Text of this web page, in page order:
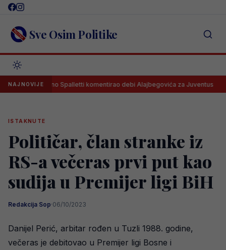
Skip
content Sve Osim Politike
NAJNOVIJE
Luciano Spalletti komentirao debi Alajbegovića za Juventus
ISTAKNUTE
Političar, član stranke iz
RS-a večeras prvi put kao
sudija u Premijer ligi BiH
Redakcija Sop·06/10/2023
Danijel Perić, arbitar rođen u Tuzli 1988. godine,
večeras je debitovao u Premijer ligi Bosne i